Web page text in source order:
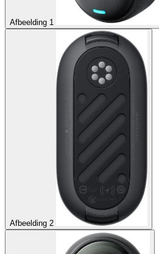
Afbeelding 1
Afbeelding 2